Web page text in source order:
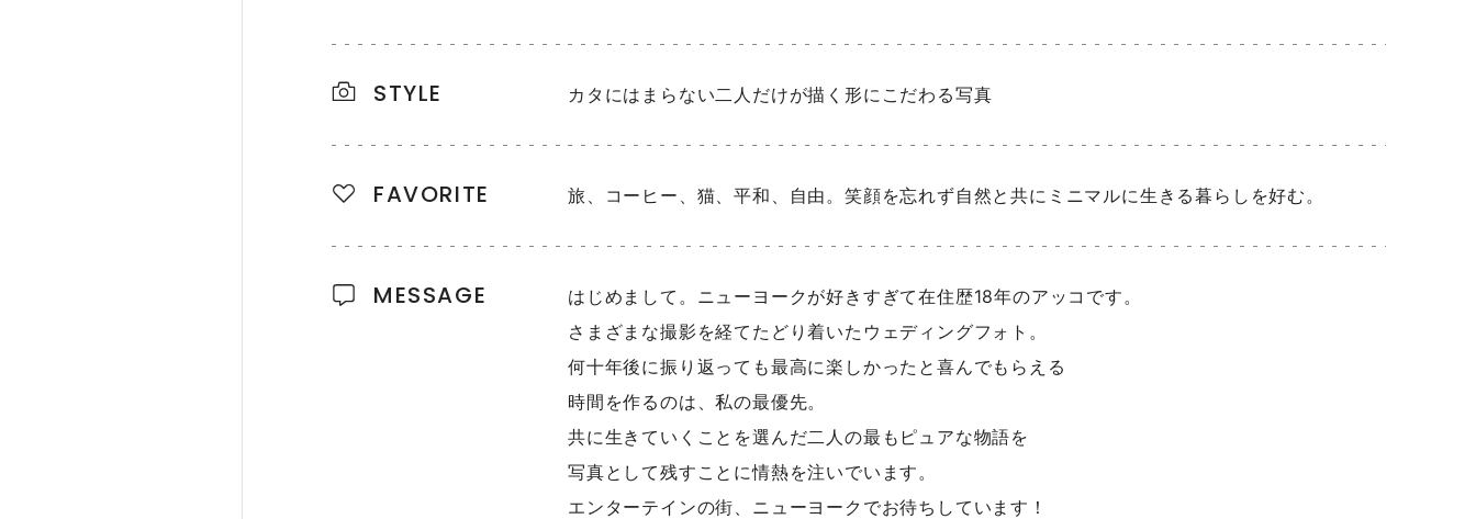
STYLE カタにはまらない二人だけが描く形にこだわる写真
FAVORITE 旅、コーヒー、猫、平和、自由。笑顔を忘れず自然と共にミニマルに生きる暮らしを好む。
MESSAGE
はじめまして。ニューヨークが好きすぎて在住歴18年のアッコです。
さまざまな撮影を経てたどり着いたウェディングフォト。
何十年後に振り返っても最高に楽しかったと喜んでもらえる
時間を作るのは、私の最優先。
共に生きていくことを選んだ二人の最もピュアな物語を
写真として残すことに情熱を注いでいます。
エンターテインの街、ニューヨークでお待ちしています！